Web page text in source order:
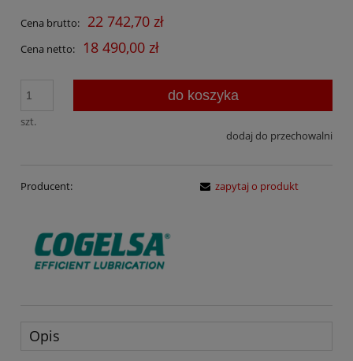
Cena brutto: 22 742,70 zł
Cena netto: 18 490,00 zł
szt.
do koszyka
dodaj do przechowalni
Producent: zapytaj o produkt
Opis